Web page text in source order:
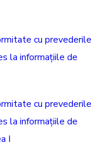
cu prevederile
la informațiile de
cu prevederile
la informațiile de
I